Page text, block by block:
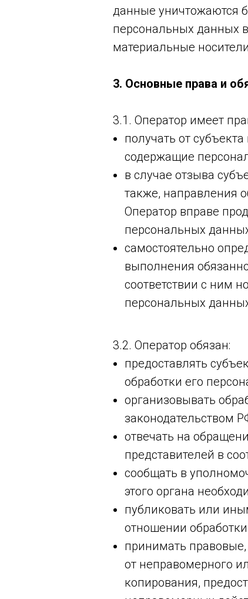
данные уничтожаются
персональных данных
материальные
3. Основные права и
3.1. Оператор имеет
получать от
содержащие
в случае отзыва
также, направления
Оператор вправе
персональных
самостоятельно
выполнения
соответствии с ним
персональных
3.2. Оператор обязан:
предоставлять
обработки его
организовывать
законодательством
отвечать на
представителей в
сообщать в
этого органа
публиковать или
отношении
принимать
от неправомерного
копирования,